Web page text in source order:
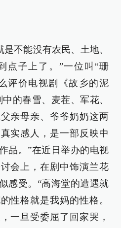
是不能没有农民、土地、
点子上了。”一位叫“珊
评价电视剧《故乡的泥
的春雪、麦茬、军花、
亲母亲、爷爷奶奶这两
实感人，是一部反映中
品。”在近日举办的电视
会上，在剧中饰演兰花
感受。“高海堂的遭遇就
性格就是我妈的性格。
一旦受委屈了回家哭，